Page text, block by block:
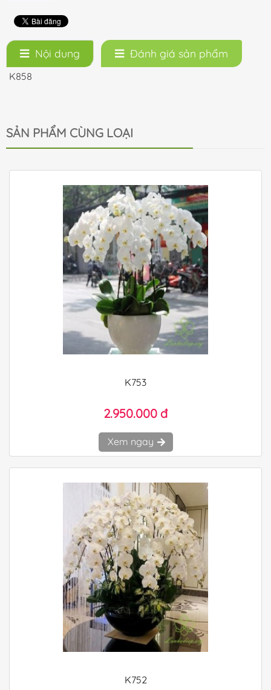
Nội dung Đánh giá sản phẩm
K858
SẢN PHẨM CÙNG LOẠI
K753
2.950.000 đ
Xem ngay
K752